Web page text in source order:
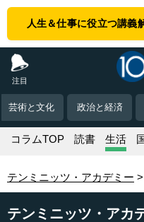
人生＆仕事に役立つ講義
注目
芸術と文化 政治と経済
コラムTOP 読書 生活
テンミニッツ・アカデミー
テンミニッツ・アカ